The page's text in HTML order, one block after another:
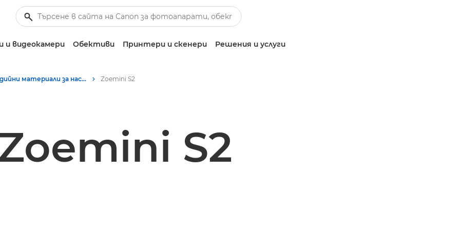
видеокамери Обективи Принтери и скенери Решения и услуги
Медийни материали за настолен печат – Пресцентър на Canon Zoemini S2
S2